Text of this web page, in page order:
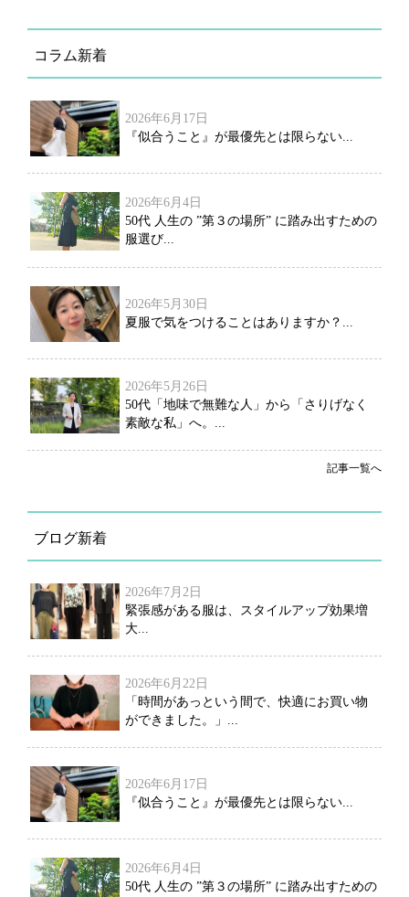
コラム新着
2026年6月17日
『似合うこと』が最優先とは限らない...
2026年6月4日
50代 人生の ”第３の場所” に踏み出すための
服選び...
2026年5月30日
夏服で気をつけることはありますか？...
2026年5月26日
50代「地味で無難な人」から「さりげなく
素敵な私」へ。...
記事一覧へ
ブログ新着
2026年7月2日
緊張感がある服は、スタイルアップ効果増
大...
2026年6月22日
「時間があっという間で、快適にお買い物
ができました。」...
2026年6月17日
『似合うこと』が最優先とは限らない...
2026年6月4日
50代 人生の ”第３の場所” に踏み出すための